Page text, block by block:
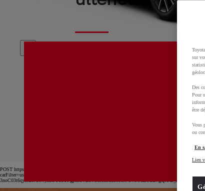
Nous tentons de résoudre cet
possible. Merci de rafraichir la
POST https://usc-webcomponents.toyota-europe.com/v1/car-filter-header/fr/fr?
3noC03t6qyrXR7owvysnOY86YFgptrr1VE1V86Jb3lG3KYxw-3V9wdBoCB7gQAvD_BwE
sur
Des
Pour
être
Vous
ou
En
Lien